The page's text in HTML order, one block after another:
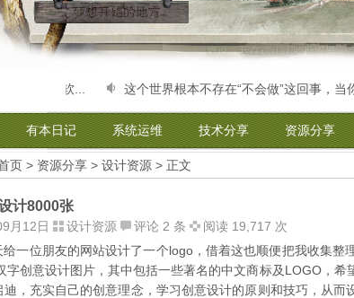
这个世界根本不存在“不会做”这回事，当你
有本日记 系统运维 技术分享 资源分享
页 > 资源分享 > 设计资源 > 正文
计8000张
月12日 设计资源 评论 2 条
阅读 19,717 次
给一位朋友的网站设计了一个logo，借着这也顺便把我收集整
字创意设计图片，其中包括一些著名的中文商标及LOGO，希
迪，充实自己的创意理念，学习创意设计的原则和技巧，从而